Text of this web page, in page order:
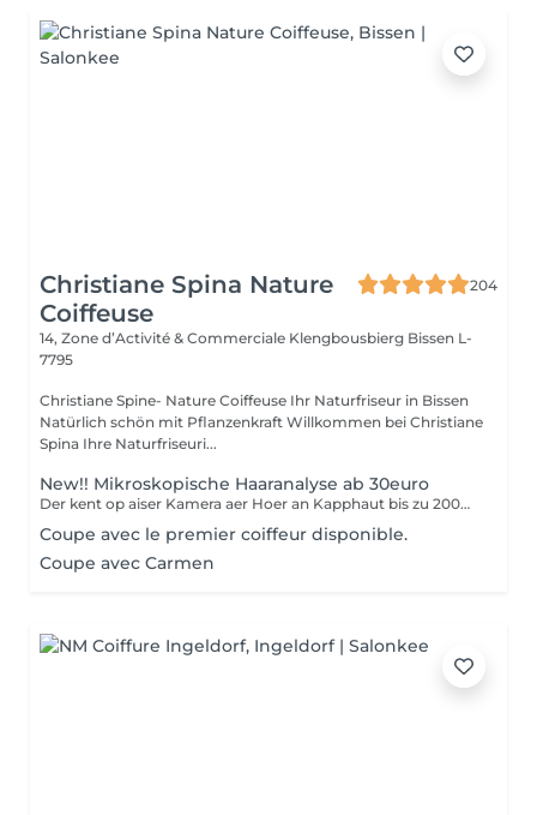
Christiane Spina Nature
Coiffeuse
204
14, Zone d’Activité & Commerciale Klengbousbierg Bissen L-
7795
Christiane Spine- Nature Coiffeuse Ihr Naturfriseur in Bissen
Natürlich schön mit Pflanzenkraft Willkommen bei Christiane
Spina Ihre Naturfriseuri...
New!! Mikroskopische Haaranalyse ab 30euro
Der kent op aiser Kamera aer Hoer an Kapphaut bis zu 200mol vergréissert gesin. Als forméierten Hoer Coach, kann ech Hoerausfall, Schuppen, Hoersplizz, Ekzemen etc diagnostizéiren. Durch meng 40 Joer lang Erfahrung als Coiffeuse, kann ech Iech helelfen aer Problemer ze léisen.
Coupe avec le premier coiffeur disponible.
Coupe avec Carmen